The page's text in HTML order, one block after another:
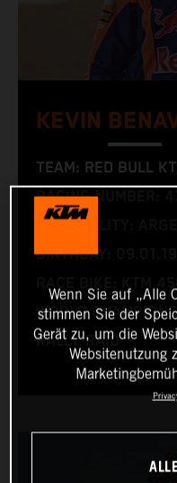
KEVIN
TEAM: RED BULL
RACING NUMBER: 47
NATIONALITY:
BIRTHDAY:
WORLD
RALLY-RAID
Wenn Sie auf „Alle
stimmen Sie der
Gerät zu, um die
Websitenutzung